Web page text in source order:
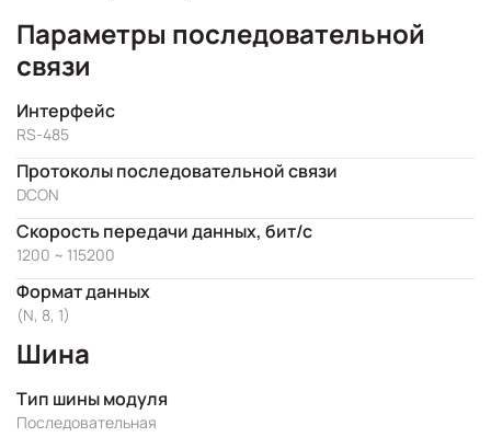
Параметры последовательной
связи
Интерфейс
RS-485
Протоколы последовательной связи
DCON
Скорость передачи данных, бит/с
1200 ~ 115200
Формат данных
(N, 8, 1)
Шина
Тип шины модуля
Последовательная